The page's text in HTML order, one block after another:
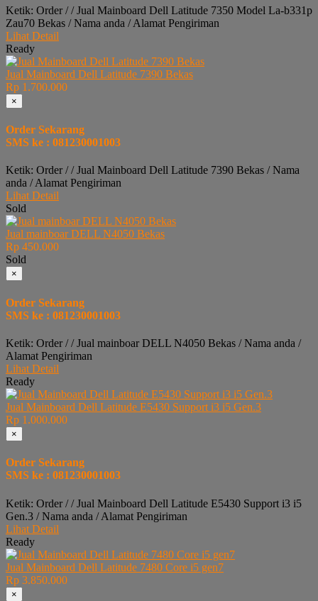
Ketik: Order / / Jual Mainboard Dell Latitude 7350 Model La-b331p
Zau70 Bekas / Nama anda / Alamat Pengiriman
Lihat Detail
Ready
Jual Mainboard Dell Latitude 7390 Bekas
Rp 1.700.000
×
Order Sekarang
SMS ke : 081230001003
Ketik: Order / / Jual Mainboard Dell Latitude 7390 Bekas / Nama
anda / Alamat Pengiriman
Lihat Detail
Sold
Jual mainboar DELL N4050 Bekas
Rp 450.000
Sold
×
Order Sekarang
SMS ke : 081230001003
Ketik: Order / / Jual mainboar DELL N4050 Bekas / Nama anda /
Alamat Pengiriman
Lihat Detail
Ready
Jual Mainboard Dell Latitude E5430 Support i3 i5 Gen.3
Rp 1.000.000
×
Order Sekarang
SMS ke : 081230001003
Ketik: Order / / Jual Mainboard Dell Latitude E5430 Support i3 i5
Gen.3 / Nama anda / Alamat Pengiriman
Lihat Detail
Ready
Jual Mainboard Dell Latitude 7480 Core i5 gen7
Rp 3.850.000
×